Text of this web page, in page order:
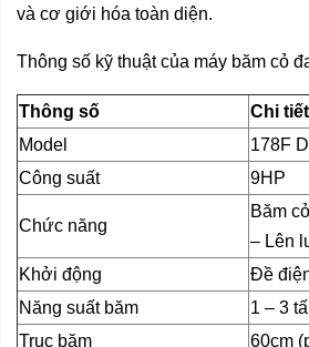
và cơ giới hóa toàn diện.
Thông số kỹ thuật của máy băm cỏ
Thông số
Chi tiết
Model
178F
Công suất
9HP
Chức năng
Băm
– Lên
Khởi động
Đề
Năng suất băm
1 – 3
Trục băm
60cm